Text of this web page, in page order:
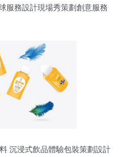
服務設計現場秀策劃創意服務
沉浸式飲品體驗包裝策劃設計